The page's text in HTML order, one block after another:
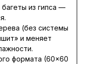
из гипса —
(без системы
и меняет
формата (60×60